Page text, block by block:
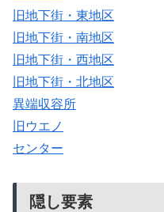
旧地下街・東地区
旧地下街・南地区
旧地下街・西地区
旧地下街・北地区
異端収容所
旧ウエノ
センター
隠し要素